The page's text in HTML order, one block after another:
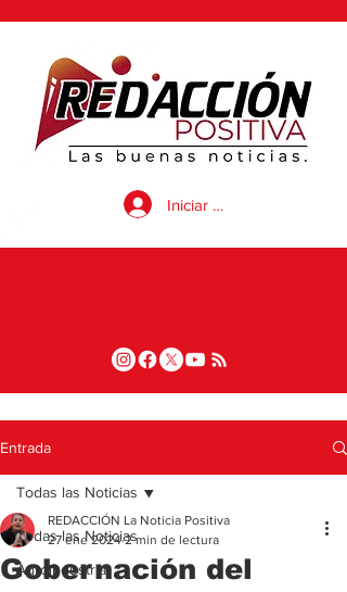
Iniciar sesión
Entrada
Todas las Noticias
Agroindustria
Todas las Noticias
Gobernación del
REDACCIÓN La Noticia Positiva
27 ene 2024 2 min de lectura